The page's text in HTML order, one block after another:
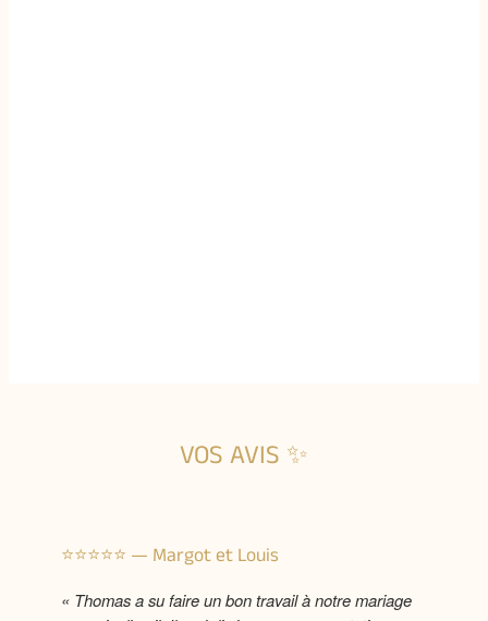
VOS AVIS ✨
⭐️⭐️⭐️⭐️⭐️ — Margot et Louis
« Thomas a su faire un bon travail à notre mariage